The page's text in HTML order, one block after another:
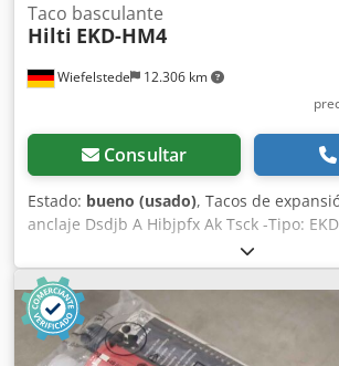
Wiefelstede 12.306 km
Taco basculante
Hilti EKD-HM4
Consultar
Estado: bueno (usado), Tacos de
anclaje Dsdjb A Hibjpfx Ak Tsck -Tipo:
por paquete: 50 unidades -Varilla roscada
paquete -Cantidad de paquetes: 12 -